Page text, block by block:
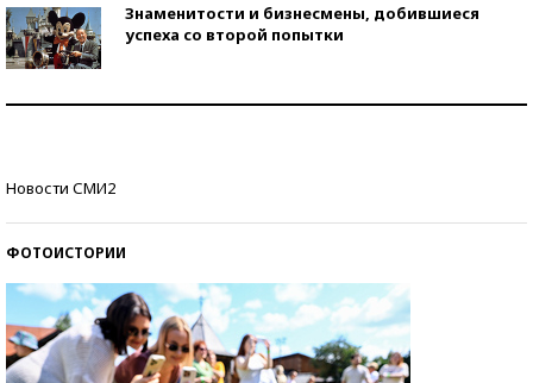
Знаменитости и бизнесмены, добившиеся
успеха со второй попытки
Новости СМИ2
ФОТОИСТОРИИ